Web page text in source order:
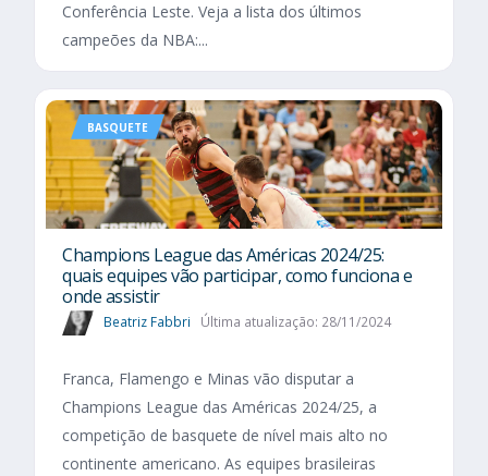
Conferência Leste. Veja a lista dos últimos
campeões da NBA:...
BASQUETE
Champions League das Américas 2024/25:
quais equipes vão participar, como funciona e
onde assistir
Beatriz Fabbri Última atualização: 28/11/2024
Franca, Flamengo e Minas vão disputar a
Champions League das Américas 2024/25, a
competição de basquete de nível mais alto no
continente americano. As equipes brasileiras